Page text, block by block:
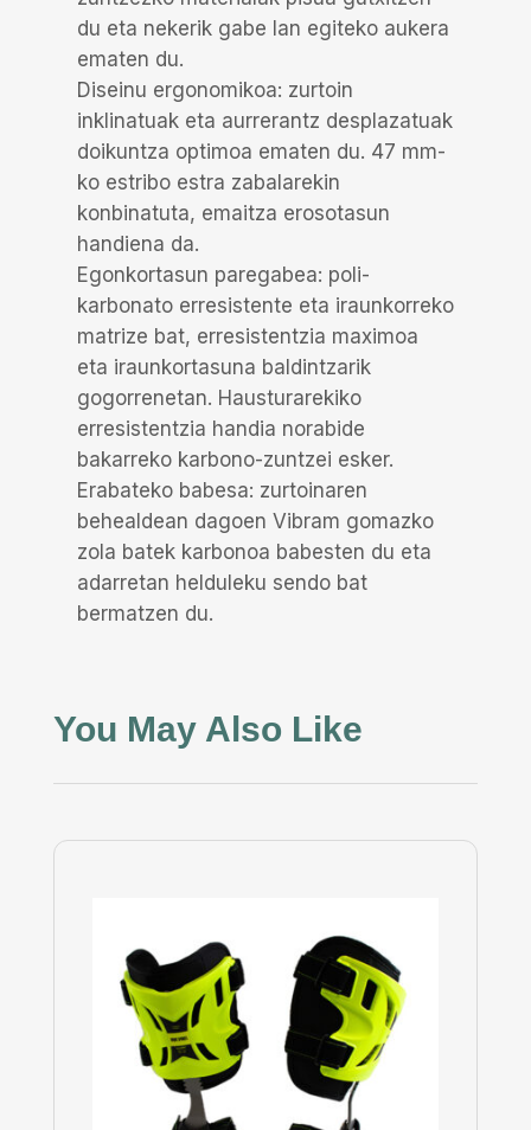
du eta nekerik gabe lan egiteko aukera
ematen du.
Diseinu ergonomikoa: zurtoin
inklinatuak eta aurrerantz desplazatuak
doikuntza optimoa ematen du. 47 mm-
ko estribo estra zabalarekin
konbinatuta, emaitza erosotasun
handiena da.
Egonkortasun paregabea: poli-
karbonato erresistente eta iraunkorreko
matrize bat, erresistentzia maximoa
eta iraunkortasuna baldintzarik
gogorrenetan. Hausturarekiko
erresistentzia handia norabide
bakarreko karbono-zuntzei esker.
Erabateko babesa: zurtoinaren
behealdean dagoen Vibram gomazko
zola batek karbonoa babesten du eta
adarretan helduleku sendo bat
bermatzen du.
You May Also Like